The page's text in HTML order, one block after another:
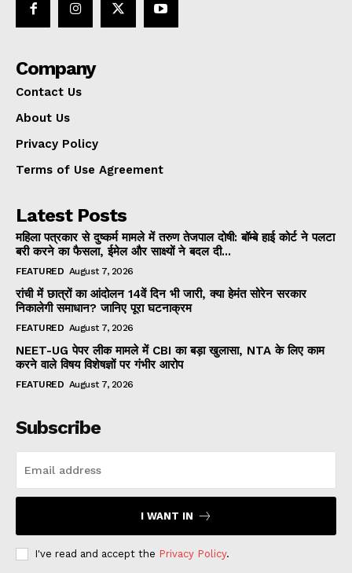
Company
Contact Us
About Us
Privacy Policy
Terms of Use Agreement
Latest Posts
महिला पत्रकार से दुष्कर्म मामले में तरुण तेजपाल दोषी: बॉम्बे हाई कोर्ट ने पलटा
बरी करने का फैसला, ईमेल और साक्ष्यों ने बदल दी...
FEATURED August 7, 2026
रांची में छात्रों का आंदोलन 14वें दिन भी जारी, क्या हेमंत सोरेन सरकार
निकालेगी समाधान? जानिए पूरा घटनाक्रम
FEATURED August 7, 2026
NEET-UG पेपर लीक मामले में CBI का बड़ा खुलासा, NTA के लिए काम
करने वाले विषय विशेषज्ञों पर गंभीर आरोप
FEATURED August 7, 2026
Subscribe
I WANT IN
I've read and accept the Privacy Policy.